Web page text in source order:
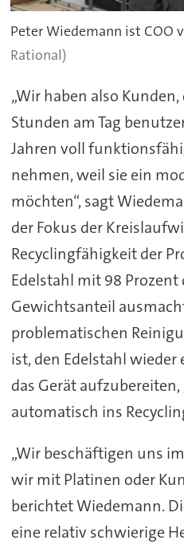
Peter Wiedemann ist COO
Rational)
„Wir haben also
Stunden am Tag
Jahren voll
nehmen, weil sie ein
möchten“, sagt
der Fokus der
Recyclingfähigkeit der
Edelstahl mit 98
Gewichtsanteil
problematischen
ist, den Edelstahl
das Gerät
automatisch ins
„Wir beschäftigen uns
wir mit Platinen oder
berichtet Wiedemann.
eine relativ schwierige